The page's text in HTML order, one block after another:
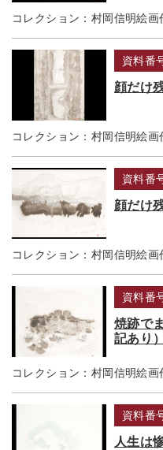
コレクション： 村岡信明絵画
資料番
顔だけ
コレクション： 村岡信明絵画
資料番
顔だけ
コレクション： 村岡信明絵画
資料番
焼跡で
記あり）
コレクション： 村岡信明絵画
資料番
人生は